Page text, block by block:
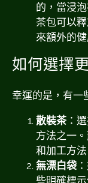
的，當浸
茶包可以
來額外的健
如何選擇
幸運的是，有一
散裝茶 ：
方法之一
和加工方法
無漂白袋
些明確標